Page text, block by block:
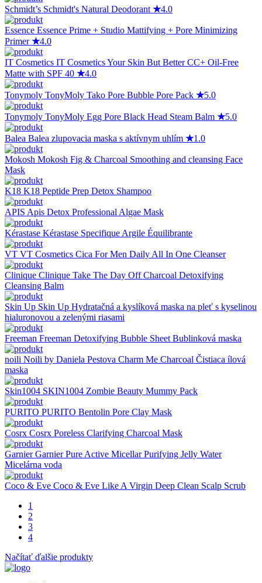
Schmidt’s Schmidt's Natural Deodorant ★4.0
Essence Essence Prime + Studio Mattifying + Pore Minimizing
Primer★4.0
IT Cosmetics IT Cosmetics Your Skin But Better CC+ Oil-Free
Matte with SPF 40 ★4.0
Tonymoly TonyMoly Tako Pore Bubble Pore Pack ★5.0
Tonymoly TonyMoly Egg Pore Black Head Steam Balm ★5.0
Balea Balea zlupovacia maska s aktívnym uhlím ★1.0
Mokosh Mokosh Fig & Charcoal Smoothing and cleansing Face
Mask
K18 K18 Peptide Prep Detox Shampoo
APIS Apis Detox Professional Algae Mask
Kérastase Kérastase Specifique Argile Équilibrante
VT VT Cosmetics Cica For Men Daily All In One Cleanser
Clinique Clinique Take The Day Off Charcoal Detoxifying
Cleansing Balm
Skin Up Skin Up Hydratačná a kyslíková maska ​​na pleť s kyselinou
hialuronovou a zelenými riasami
Freeman Freeman Detoxifying Bubble Sheet Bublinková maska
noili Noili by Daniela Pestova Charm Me Charcoal Čistiaca ílová
maska
Skin1004 SKIN1004 Zombie Beauty Mummy Pack
PURITO PURITO Bentolin Pore Clay Mask
Cosrx Cosrx Poreless Clarifying Charcoal Mask
GarnierGarnier Pure Active Micellar Purifying Jelly Water
Micelárna voda
Coco & Eve Coco & Eve Like A Virgin Deep Clean Scalp Scrub
1
2
3
4
Načítať ďalšie produkty